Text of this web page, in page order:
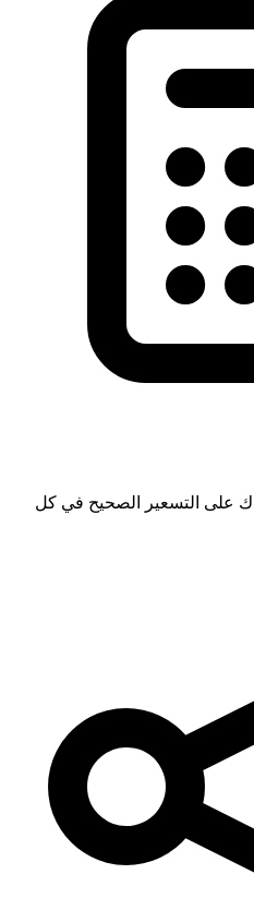
على التسعير الصحيح في كل